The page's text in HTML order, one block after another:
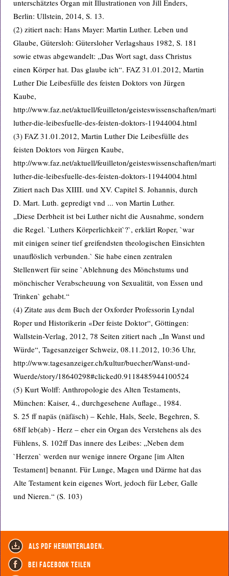
unterschätztes Organ mit Illustrationen von Jill Enders,
Berlin: Ullstein, 2014, S. 13.
(2) zitiert nach: Hans Mayer: Martin Luther. Leben und
Glaube, Gütersloh: Gütersloher Verlagshaus 1982, S. 181
sowie etwas abgewandelt: „Das Wort sagt, dass Christus
einen Körper hat. Das glaube ich“. FAZ 31.01.2012, Martin
Luther Die Leibesfülle des feisten Doktors von Jürgen
Kaube,
http://www.faz.net/aktuell/feuilleton/geisteswissenschaften/martin-
luther-die-leibesfuelle-des-feisten-doktors-11944004.html
(3) FAZ 31.01.2012, Martin Luther Die Leibesfülle des
feisten Doktors von Jürgen Kaube,
http://www.faz.net/aktuell/feuilleton/geisteswissenschaften/martin-
luther-die-leibesfuelle-des-feisten-doktors-11944004.html
Zitiert nach Das XIIII. und XV. Capitel S. Johannis, durch
D. Mart. Luth. gepredigt vnd ... von Martin Luther.
„Diese Derbheit ist bei Luther nicht die Ausnahme, sondern
die Regel. `Luthers Körperlichkeit`?`, erklärt Roper, `war
mit einigen seiner tief greifendsten theologischen Einsichten
unauflöslich verbunden.` Sie habe einen zentralen
Stellenwert für seine `Ablehnung des Mönchstums und
mönchischer Verabscheuung von Sexualität, von Essen und
Trinken` gehabt.“
(4) Zitate aus dem Buch der Oxforder Professorin Lyndal
Roper und Historikerin «Der feiste Doktor“, Göttingen:
Wallstein-Verlag, 2012, 78 Seiten zitiert nach „In Wanst und
Würde“, Tagesanzeiger Schweiz, 08.11.2012, 10:36 Uhr,
http://www.tagesanzeiger.ch/kultur/buecher/Wanst-und-
Wuerde/story/18640298#clicked0.9118485944100524
(5) Kurt Wolff: Anthropologie des Alten Testaments,
München: Kaiser, 4., durchgesehene Auflage., 1984.
S. 25 ff napäs (näfäsch) – Kehle, Hals, Seele, Begehren, S.
68ff leb(ab) - Herz – eher ein Organ des Verstehens als des
Fühlens, S. 102ff Das innere des Leibes: „Neben dem
`Herzen` werden nur wenige innere Organe [im Alten
Testament] benannt. Für Lunge, Magen und Därme hat das
Alte Testament kein eigenes Wort, jedoch für Leber, Galle
und Nieren.“ (S. 103)
als PDF herunterladen.
bei Facebook teilen